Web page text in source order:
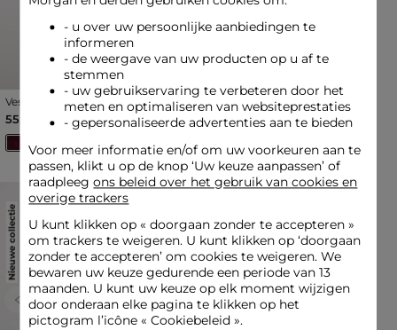
Vest met lange mouwen en
reverskraag pruim vrouw
55,00 €
Vest met lange mouwen en
reverskraag zwart vrouw
55,00 €
Nieuwe collectie
Previous Next
Nieuwe collectie
Previous
- u over uw persoonlijke aanbiedingen te
informeren
- de weergave van uw producten op u af te
stemmen
- uw gebruikservaring te verbeteren door het
meten en optimaliseren van websiteprestaties
- gepersonaliseerde advertenties aan te bieden
Voor meer informatie en/of om uw voorkeuren aan te
passen, klikt u op de knop ‘Uw keuze aanpassen’ of
raadpleegons beleid over het gebruik van cookies en
overige trackers
U kunt klikken op « doorgaan zonder te accepteren»
om trackers te weigeren. U kunt klikken op ‘doorgaan
zonder te accepteren’ om cookies te weigeren. We
bewaren uw keuze gedurende een periode van 13
maanden. U kunt uw keuze op elk moment wijzigen
door onderaan elke pagina te klikken op het
pictogram l’icône « Cookiebeleid ».